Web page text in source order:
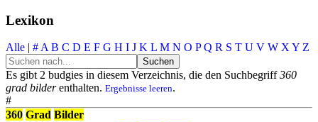
Lexikon
Alle | #A B C D E F G H I J K L M N O P Q R S T U V W XY Z
Es gibt 2 budgies in diesem Verzeichnis, die den Suchbegriff360
grad bilderenthalten. Ergebnisse leeren.
#
360 Grad Bilder